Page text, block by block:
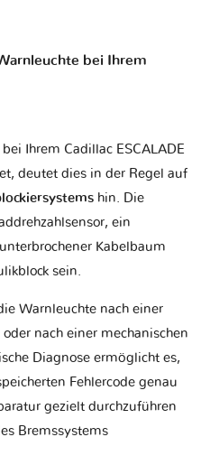
bei Ihrem
Ihrem Cadillac ESCALADE
deutet dies in der Regel auf
hin. Die
ein
Kabelbaum
sein.
Warnleuchte nach einer
nach einer mechanischen
Diagnose ermöglicht es,
Fehlercode genau
gezielt durchzuführen
Bremssystems